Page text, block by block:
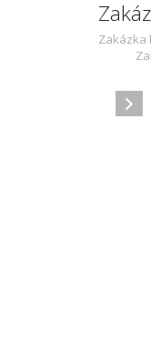
Zakázka